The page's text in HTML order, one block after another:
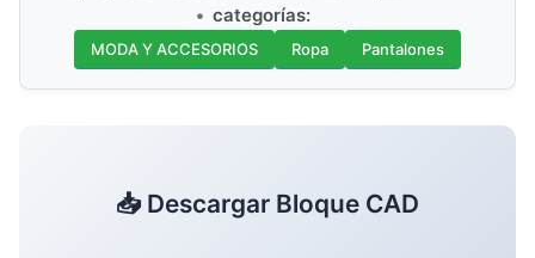
categorías:
MODA Y ACCESORIOS Ropa Pantalones
📥 Descargar Bloque CAD